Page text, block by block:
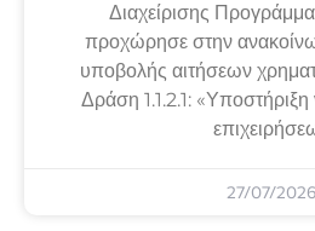
Διαχείρισης
προχώρησε στην
υποβολής αιτήσεων
Δράση 1.1.2.1:
27/07/2026